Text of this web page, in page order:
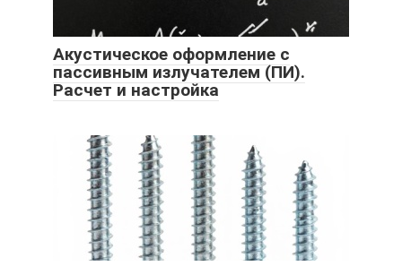
Акустическое оформление с
пассивным излучателем (ПИ).
Расчет и настройка